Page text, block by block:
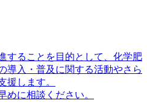
することを目的として、化学肥
導入・普及に関する活動やさら
援します。
に相談ください。